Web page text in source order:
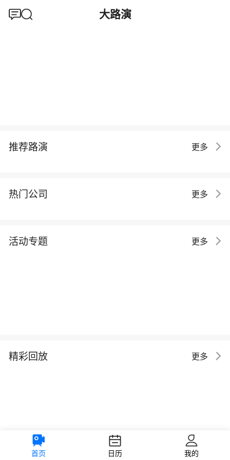
大路演
推荐路演 更多
热门公司 更多
活动专题 更多
精彩回放 更多
首页 日历 我的